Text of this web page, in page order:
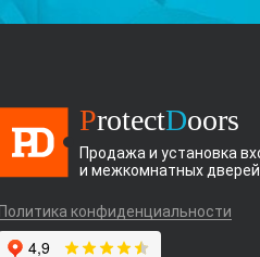
ProtectDoors
Продажа и установка
и межкомнатных дверей
Политика конфиденциальности